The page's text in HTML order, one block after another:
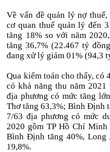
Về vấn đề quản lý nợ
cơ quan thuế quản lý đến
tăng 18% so với năm
tăng 36,7% (22.467 tỷ
đang xử lý giảm 01% (94,3
Qua kiểm toán cho thấy, có
có khả năng thu năm
địa phương có mức tăng
Thơ tăng 63,3%; Bình Định
7/63 địa phương có mức
2020 gồm TP Hồ Chí
Bình Định tăng 40%, Long
19,8%.